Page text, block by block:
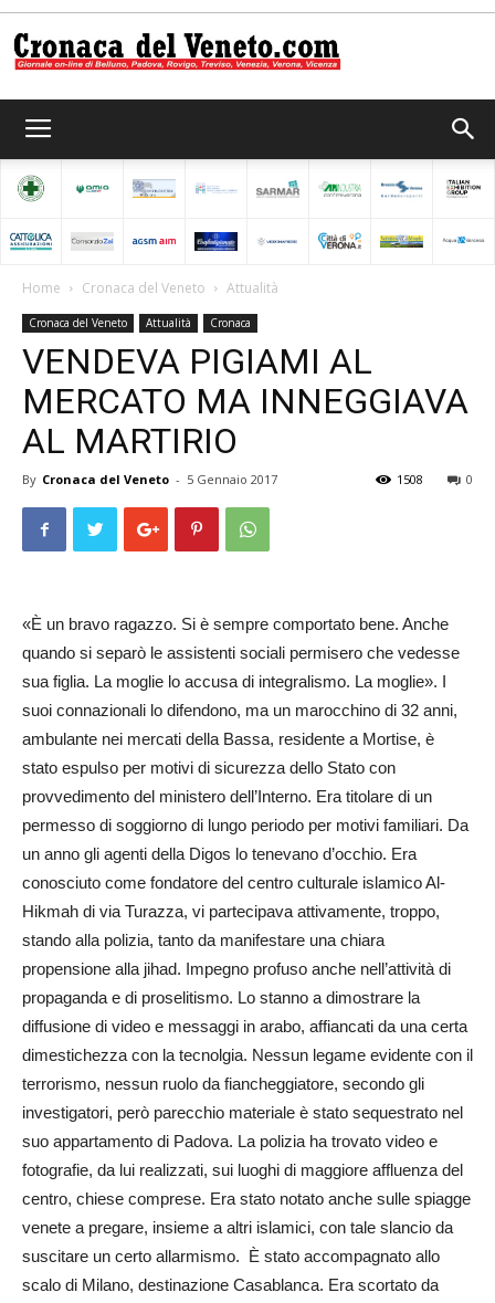
del
Veneto
Home Cronaca del Veneto Attualità
Cronaca del Veneto Attualità Cronaca
VENDEVA PIGIAMI AL
MERCATO MA INNEGGIAVA
AL MARTIRIO
By Cronaca del Veneto - 5 Gennaio 2017 0
1508
«È un bravo ragazzo. Si è sempre comportato bene. Anche
quando si separò le assistenti sociali permisero che vedesse
sua figlia. La moglie lo accusa di integralismo. La moglie». I
suoi connazionali lo difendono, ma un marocchino di 32 anni,
ambulante nei mercati della Bassa, residente a Mortise, è
stato espulso per motivi di sicurezza dello Stato con
provvedimento del ministero dell’Interno. Era titolare di un
permesso di soggiorno di lungo periodo per motivi familiari. Da
un anno gli agenti della Digos lo tenevano d’occhio. Era
conosciuto come fondatore del centro culturale islamico Al-
Hikmah di via Turazza, vi partecipava attivamente, troppo,
stando alla polizia, tanto da manifestare una chiara
propensione alla jihad. Impegno profuso anche nell’attività di
propaganda e di proselitismo. Lo stanno a dimostrare la
diffusione di video e messaggi in arabo, affiancati da una certa
dimestichezza con la tecnolgia. Nessun legame evidente con il
terrorismo, nessun ruolo da fiancheggiatore, secondo gli
investigatori, però parecchio materiale è stato se­questrato nel
suo appartamento di Padova. La polizia ha trovato video e
fotografie, da lui realizzati, sui luoghi di maggiore affluenza del
centro, chiese comprese. Era stato notato anche sulle spiagge
venete a pregare, insieme a altri islamici, con tale slancio da
suscitare un certo allarmismo. È stato ac­co­mp­agnato allo
scalo di Mi­lano, destinazione Cas­ab­lanca. Era scortato da